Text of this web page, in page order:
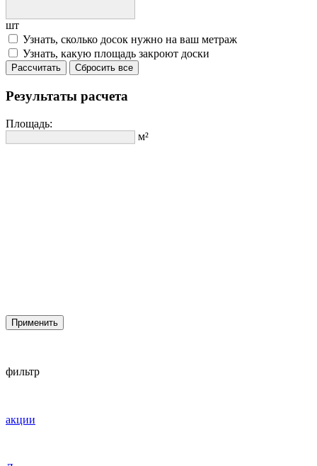
шт
Узнать, сколько досок нужно на ваш метраж
Узнать, какую площадь закроют доски
Рассчитать Сбросить все
Результаты расчета
Площадь:
м²
Применить
фильтр
акции